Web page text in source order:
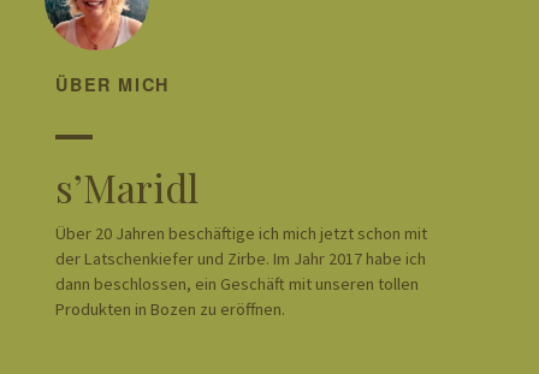
ÜBER MICH
s’Maridl
Über 20 Jahren beschäftige ich mich jetzt schon mit
der Latschenkiefer und Zirbe. Im Jahr 2017 habe ich
dann beschlossen, ein Geschäft mit unseren tollen
Produkten in Bozen zu eröffnen.